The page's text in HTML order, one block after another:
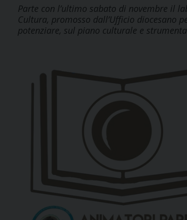
Parte con l’ultimo sabato di novembre il
Cultura, promosso dall’Ufficio diocesano
potenziare, sul piano culturale e